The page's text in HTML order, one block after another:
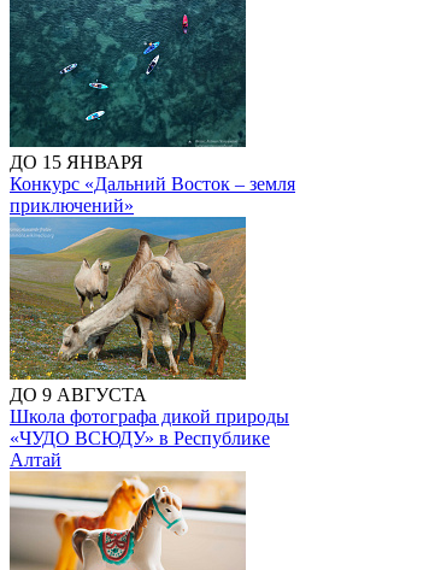
ДО 15 ЯНВАРЯ
Конкурс «Дальний Восток – земля
приключений»
ДО 9 АВГУСТА
Школа фотографа дикой природы
«ЧУДО ВСЮДУ» в Республике
Алтай